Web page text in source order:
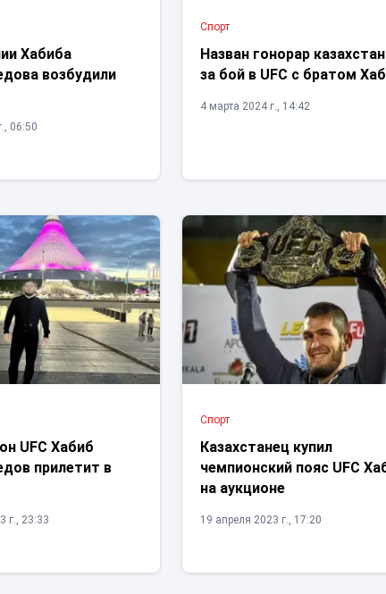
Хабиба
возбудили
06:50
Спорт
Назван гонорар
за бой в UFC c братом
4 марта 2024 г., 14:42
UFC Хабиб
прилетит в
г., 23:33
Спорт
Казахстанец купил
чемпионский пояс UFC
на аукционе
19 апреля 2023 г., 17:20